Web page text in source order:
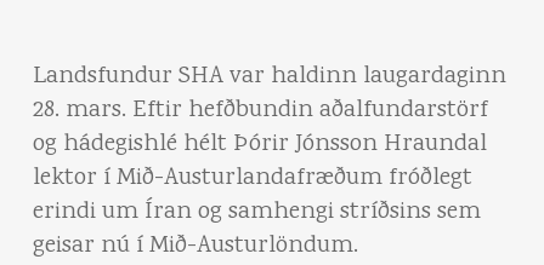
Landsfundur SHA var haldinn laugardaginn
28. mars. Eftir hefðbundin aðalfundarstörf
og hádegishlé hélt Þórir Jónsson Hraundal
lektor í Mið-Austurlandafræðum fróðlegt
erindi um Íran og samhengi stríðsins sem
geisar nú í Mið-Austurlöndum.